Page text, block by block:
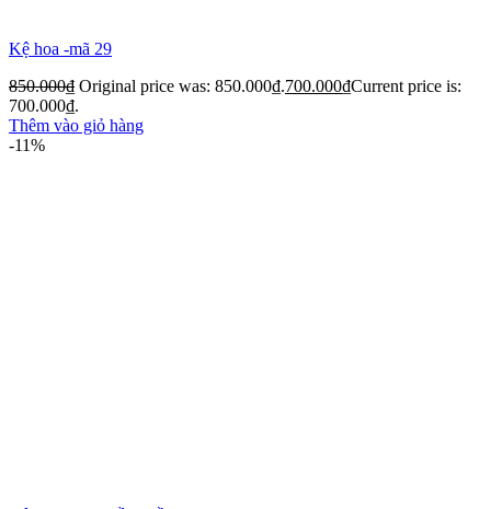
Kệ hoa -mã 29
850.000₫ Original price was: 850.000₫.700.000₫Current price is:
700.000₫.
Thêm vào giỏ hàng
-11%